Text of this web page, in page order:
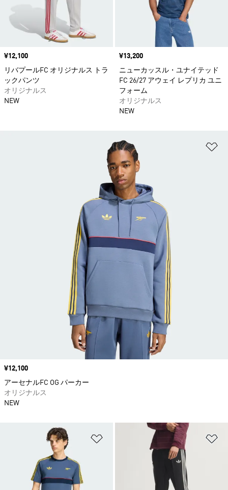
価格
¥12,100
リバプールFC オリジナルス トラ
ックパンツ
オリジナルス
NEW
価格
¥13,200
ニューカッスル・ユナイテッド
FC 26/27 アウェイ レプリカ ユニ
フォーム
オリジナルス
NEW
ほしいものリストに追加
価格
¥12,100
アーセナルFC OG パーカー
オリジナルス
NEW